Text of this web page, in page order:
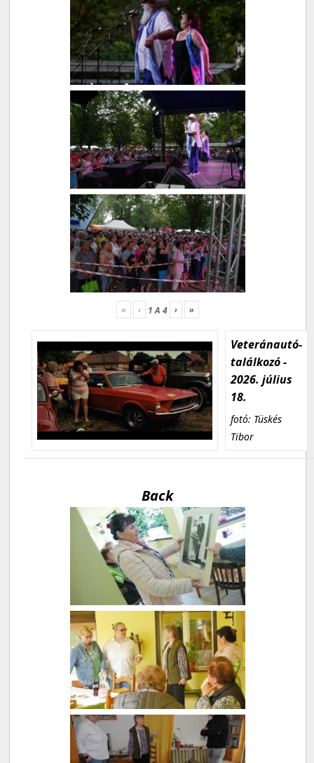
« ‹ 1A 4 › »
Veteránautó-
találkozó -
2026. július
18.
fotó: Tüskés
Tibor
Back